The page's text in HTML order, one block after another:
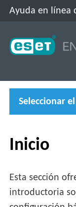
Ayuda en línea
Seleccionar
Inicio
Esta sección
introductoria